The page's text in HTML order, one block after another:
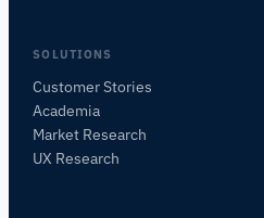
SOLUTIONS
Customer Stories
Academia
Market Research
UX Research